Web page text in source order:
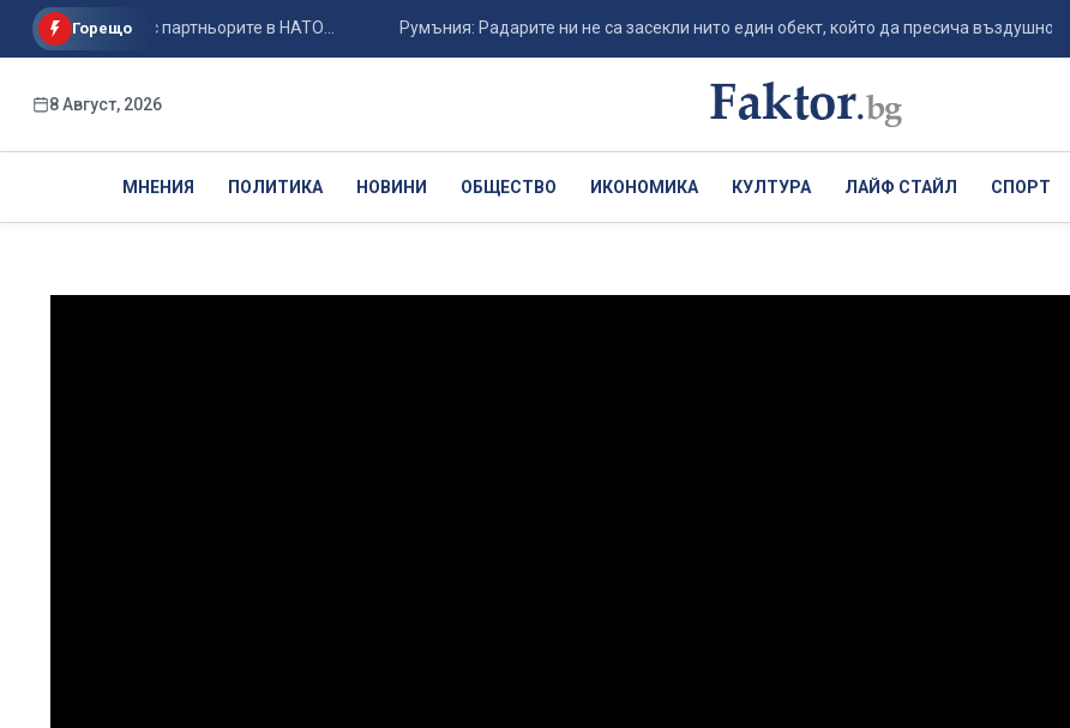
Горещо
с дрона с партньорите в НАТО... Румъния: Радарите ни не са засекли нито един обект, който да пресича въздушното ...
8 Август, 2026
МНЕНИЯ ПОЛИТИКА НОВИНИ ОБЩЕСТВО ИКОНОМИКА КУЛТУРА ЛАЙФ СТАЙЛ СПОРТ